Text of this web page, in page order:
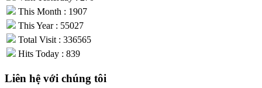
This Month : 1907
This Year : 55027
Total Visit : 336565
Hits Today : 839
Liên hệ với chúng tôi